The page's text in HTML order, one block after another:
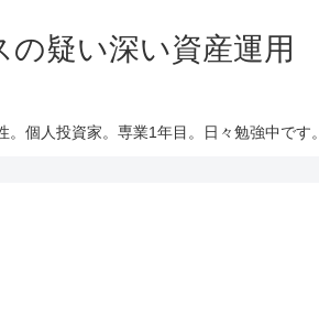
の疑い深い資産運用
。個人投資家。専業1年目。日々勉強中です。